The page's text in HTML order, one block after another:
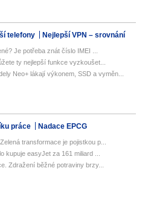
telefony Nejlepší VPN – srovnání
Je potřeba znát číslo IMEI ...
ty nejlepší funkce vyzkoušet...
Neo+ lákají výkonem, SSD a vyměn...
práce Nadace EPCG
transformace je pojistkou p...
kupuje easyJet za 161 miliard ...
Zdražení běžné potraviny brzy...